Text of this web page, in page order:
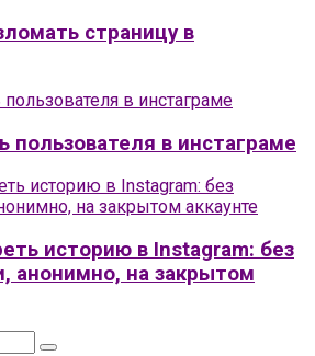
страницу в
пользователя в инстаграме
историю в Instagram: без
анонимно, на закрытом